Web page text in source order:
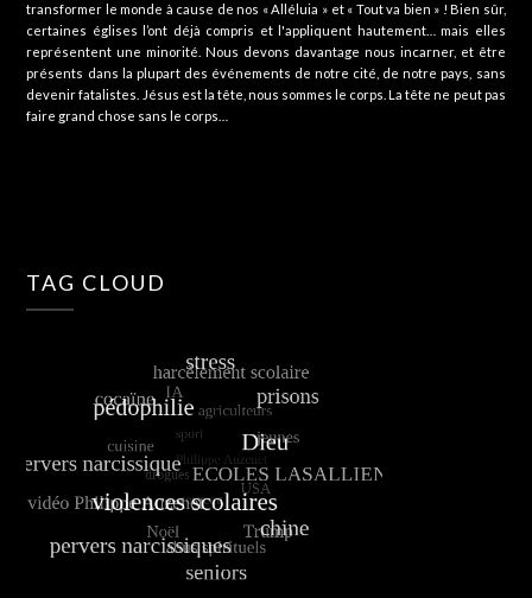
transformer le monde à cause de nos « Alléluia » et « Tout va bien » ! Bien sûr,
certaines églises l’ont déjà compris et l'appliquent hautement… mais elles
représentent une minorité. Nous devons davantage nous incarner, et être
présents dans la plupart des événements de notre cité, de notre pays, sans
devenir fatalistes. Jésus est la tête, nous sommes le corps. La tête ne peut pas
faire grand chose sans le corps…
TAG CLOUD